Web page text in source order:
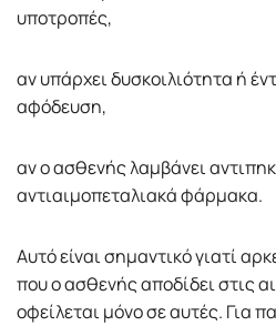
υποτροπές,
αν υπάρχει δυσκοιλιότητα ή
αφόδευση,
αν ο ασθενής λαμβάνει
αντιαιμοπεταλιακά φάρμακα.
Αυτό είναι σημαντικό γιατί
που ο ασθενής αποδίδει στις
οφείλεται μόνο σε αυτές. Για